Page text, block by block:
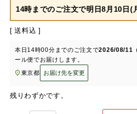
14時までのご注文で明日8月10日(
送料込
本日 14時00分 までのご注文で2026/08/11
ール便でお届けします。
東京都
お届け先を変更
残りわずかです。